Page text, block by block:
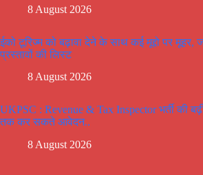
8 August 2026
ईको टूरिज्म को बढ़ावा देने के साथ कई मूद्दो पर
प्रस्तावों की लिस्ट
8 August 2026
UKPSC : Revenue & Tax Inspector भर्ती की
तक कर सकते आवेदन..
8 August 2026